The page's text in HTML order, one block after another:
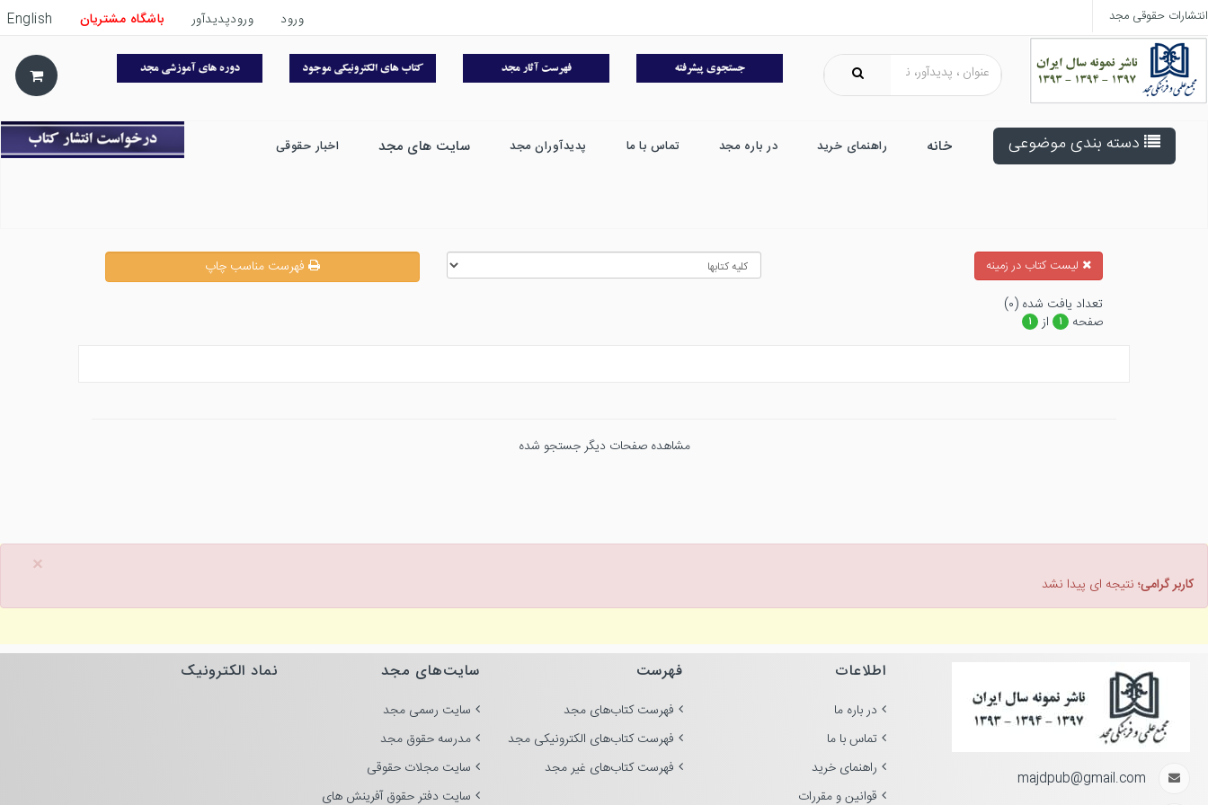
انتشارات حقوقی مجد ورود ورودپدیدآور باشگاه مشتریان English
دسته بندی موضوعی خانه راهنمای خرید در باره مجد تماس با ما پدیدآوران مجد سایت های مجد اخبار حقوقی
ليست كتاب در زمينه
فهرست مناسب چاپ
تعداد يافت شده (۰)
صفحه
۱ از ۱
مشاهده صفحات دیگر جستجو شده
×
کاربر گرامی؛ نتیجه ای پیدا نشد
majdpub@gmail.com
اطلاعات
در باره ما
تماس با ما
راهنمای خرید
قوانین و مقررات
فهرست
فهرست کتاب‌های مجد
فهرست کتاب‌های الکترونیکی مجد
فهرست کتاب‌های غیر مجد
سایت‌های مجد
سایت رسمی مجد
مدرسه حقوق مجد
سایت مجلات حقوقی
سایت دفتر حقوق آفرینش های
نماد الکترونیک